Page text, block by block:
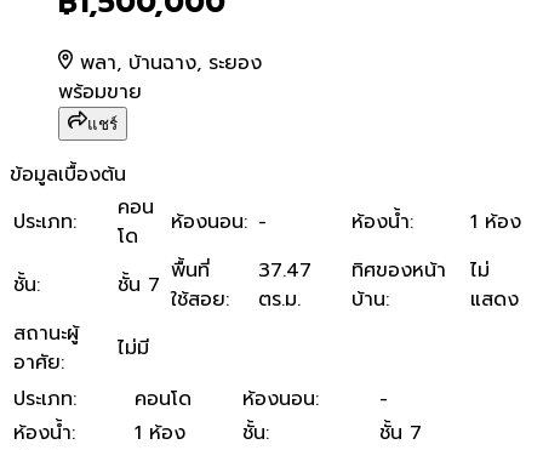
พลา, บ้านฉาง, ระยอง
พร้อมขาย
แชร์
ข้อมูลเบื้องต้น
ประเภท:
คอน
โด
ห้องนอน: - ห้องน้ำ: 1 ห้อง
ชั้น: ชั้น 7 พื้นที่
ใช้สอย:
37.47
ตร.ม.
ทิศของหน้า
บ้าน:
ไม่
แสดง
สถานะผู้
อาศัย:
ไม่มี
ประเภท: คอนโด ห้องนอน:
-
ห้องน้ำ: 1 ห้อง ชั้น:
ชั้น 7